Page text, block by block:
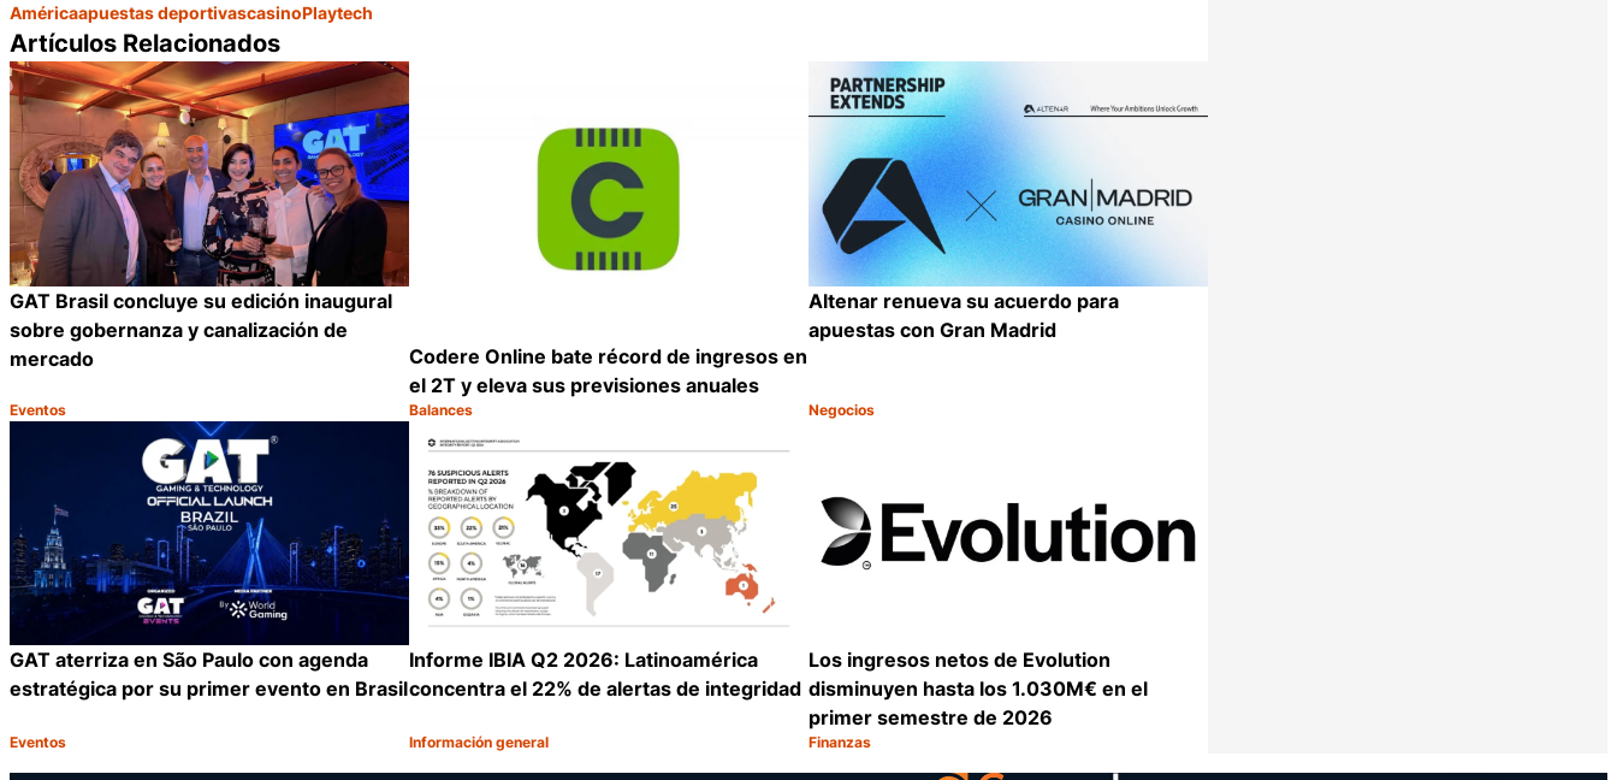
Américaapuestas deportivascasinoPlaytech
Artículos Relacionados
GAT Brasil concluye su edición inaugural
sobre gobernanza y canalización de
mercado
Categoría:
Eventos
Codere Online bate récord de ingresos en
el 2T y eleva sus previsiones anuales
Categoría:
Balances
Compartir
Altenar renueva su acuerdo para
apuestas con Gran Madrid
Categoría:
Negocios
GAT aterriza en São Paulo con agenda
estratégica por su primer evento en Brasil
Categoría:
Eventos
Informe IBIA Q2 2026: Latinoamérica
concentra el 22% de alertas de integridad
Categoría:
Información general
Los ingresos netos de Evolution
disminuyen hasta los 1.030M€ en el
primer semestre de 2026
Categoría:
Finanzas